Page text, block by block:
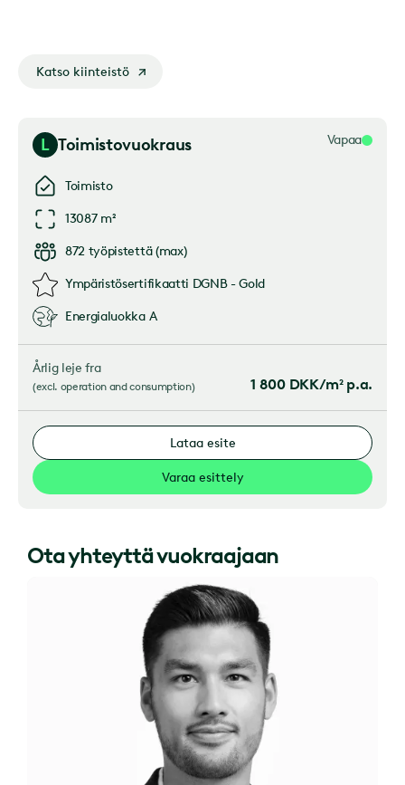
Katso kiinteistö
L Toimistovuokraus Vapaa
Toimisto
13087 m²
872 työpistettä(max)
Ympäristösertifikaatti DGNB - Gold
Energialuokka A
Årlig leje fra
(excl. operation and consumption) 1 800 DKK/m² p.a.
Lataa esite
Varaa esittely
Ota yhteyttä vuokraajaan